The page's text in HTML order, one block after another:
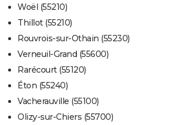
Woël (55210)
Thillot (55210)
Rouvrois-sur-Othain (55230)
Verneuil-Grand (55600)
Rarécourt (55120)
Éton (55240)
Vacherauville (55100)
Olizy-sur-Chiers (55700)